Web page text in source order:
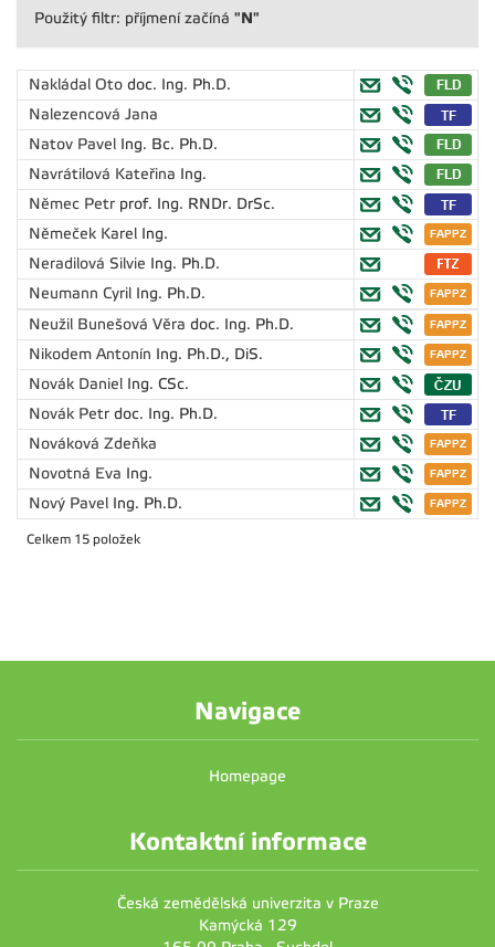
Použitý filtr: příjmení začíná "N"
Nakládal Oto doc. Ing. Ph.D.
Nalezencová Jana
Natov Pavel Ing. Bc. Ph.D.
Navrátilová Kateřina Ing.
Němec Petr prof. Ing. RNDr. DrSc.
Němeček Karel Ing.
Neradilová Silvie Ing. Ph.D.
Neumann Cyril Ing. Ph.D.
Neužil Bunešová Věra doc. Ing. Ph.D.
Nikodem Antonín Ing. Ph.D., DiS.
Novák Daniel Ing. CSc.
Novák Petr doc. Ing. Ph.D.
Nováková Zdeňka
Novotná Eva Ing.
Nový Pavel Ing. Ph.D.
Celkem 15 položek
Navigace
Homepage
Kontaktní informace
Česká zemědělská univerzita v Praze
Kamýcká 129